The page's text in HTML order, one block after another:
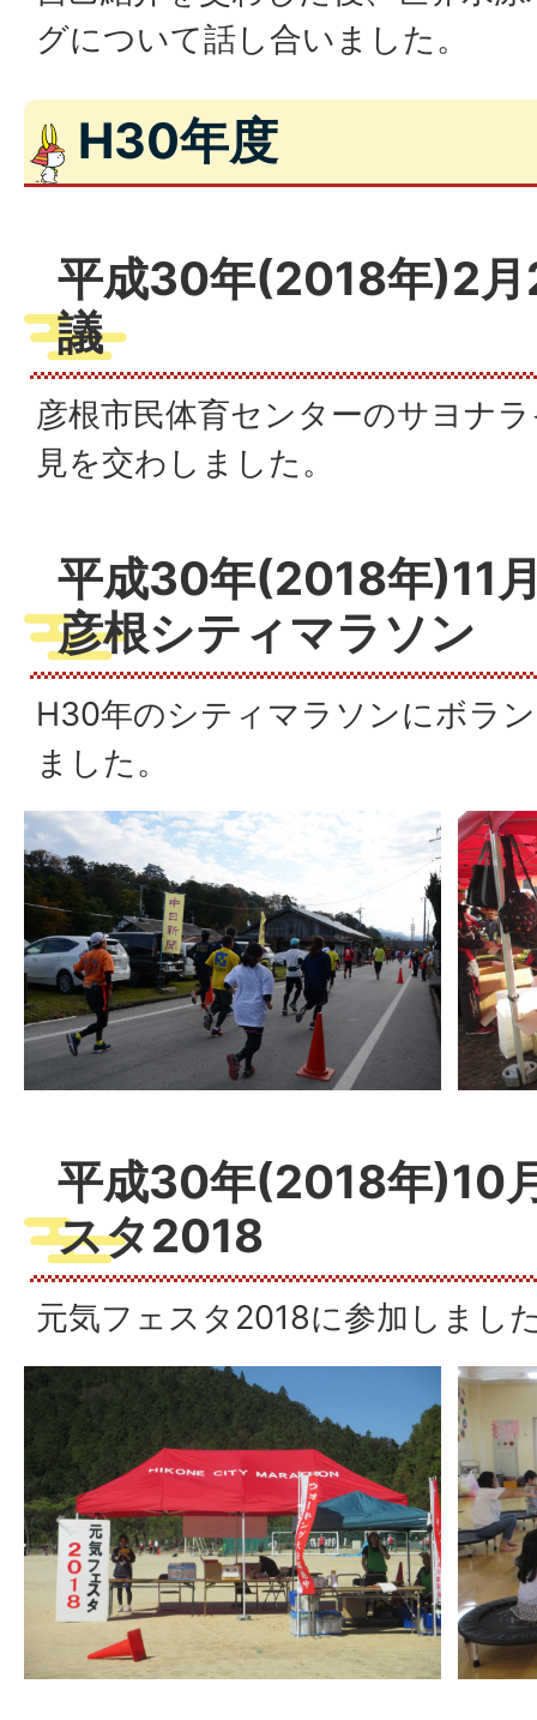
グについて話し合いました。
H30年度
平成30年(2018年)2
議
彦根市民体育センターのサヨナ
見を交わしました。
平成30年(2018年)11
彦根シティマラソン
H30年のシティマラソンにボラ
ました。
平成30年(2018年)10
スタ2018
元気フェスタ2018に参加しまし